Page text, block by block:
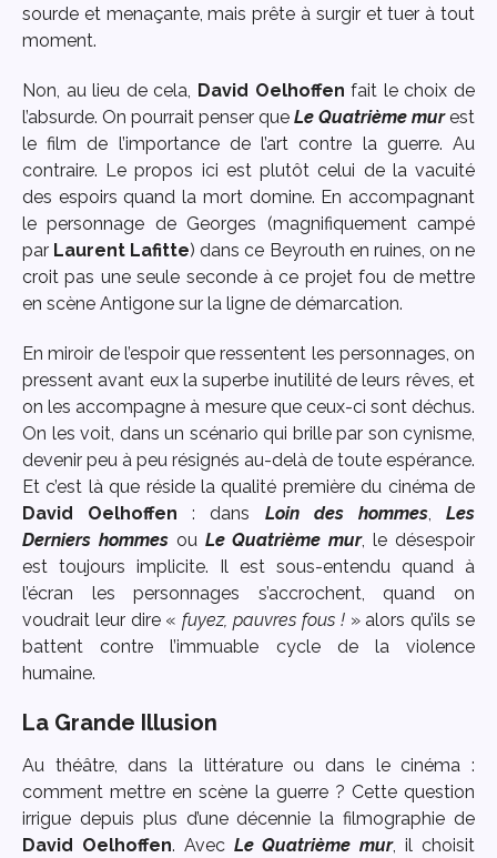
sourde et menaçante, mais prête à surgir et tuer à tout
moment.
Non, au lieu de cela, David Oelhoffen fait le choix de
l’absurde. On pourrait penser que Le Quatrième murest
le film de l’importance de l’art contre la guerre. Au
contraire. Le propos ici est plutôt celui de la vacuité
des espoirs quand la mort domine. En accompagnant
le personnage de Georges (magnifiquement campé
par Laurent Lafitte) dans ce Beyrouth en ruines, on ne
croit pas une seule seconde à ce projet fou de mettre
en scène Antigone sur la ligne de démarcation.
En miroir de l’espoir que ressentent les personnages, on
pressent avant eux la superbe inutilité de leurs rêves, et
on les accompagne à mesure que ceux-ci sont déchus.
On les voit, dans un scénario qui brille par son cynisme,
devenir peu à peu résignés au-delà de toute espérance.
Et c’est là que réside la qualité première du cinéma de
David Oelhoffen : dans Loin des hommes,Les
Derniers hommesou Le Quatrième mur, le désespoir
est toujours implicite. Il est sous-entendu quand à
l’écran les personnages s’accrochent, quand on
voudrait leur dire «fuyez, pauvres fous !» alors qu’ils se
battent contre l’immuable cycle de la violence
humaine.
La Grande Illusion
Au théâtre, dans la littérature ou dans le cinéma :
comment mettre en scène la guerre ? Cette question
irrigue depuis plus d’une décennie la filmographie de
David Oelhoffen. Avec Le Quatrième mur, il choisit